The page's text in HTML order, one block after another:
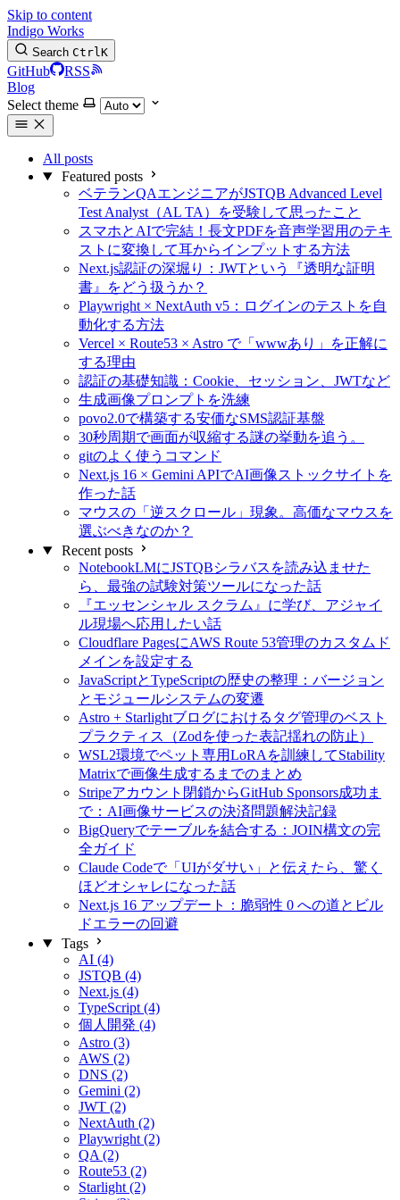
Skip to content
Indigo Works
Search CtrlK
GitHub
RSS
Blog
Select theme
All posts
Featured posts
ベテランQAエンジニアがJSTQB Advanced Level
Test Analyst（AL TA）を受験して思ったこと
スマホとAIで完結！長文PDFを音声学習用のテキ
ストに変換して耳からインプットする方法
Next.js認証の深堀り：JWTという『透明な証明
書』をどう扱うか？
Playwright × NextAuth v5：ログインのテストを自
動化する方法
Vercel × Route53 × Astro で「wwwあり」を正解に
する理由
認証の基礎知識：Cookie、セッション、JWTなど
生成画像プロンプトを洗練
povo2.0で構築する安価なSMS認証基盤
30秒周期で画面が収縮する謎の挙動を追う。
gitのよく使うコマンド
Next.js 16 × Gemini APIでAI画像ストックサイトを
作った話
マウスの「逆スクロール」現象。高価なマウスを
選ぶべきなのか？
Recent posts
NotebookLMにJSTQBシラバスを読み込ませた
ら、最強の試験対策ツールになった話
『エッセンシャル スクラム』に学び、アジャイ
ル現場へ応用したい話
Cloudflare PagesにAWS Route 53管理のカスタムド
メインを設定する
JavaScriptとTypeScriptの歴史の整理：バージョン
とモジュールシステムの変遷
Astro + Starlightブログにおけるタグ管理のベスト
プラクティス（Zodを使った表記揺れの防止）
WSL2環境でペット専用LoRAを訓練してStability
Matrixで画像生成するまでのまとめ
Stripeアカウント閉鎖からGitHub Sponsors成功ま
で：AI画像サービスの決済問題解決記録
BigQueryでテーブルを結合する：JOIN構文の完
全ガイド
Claude Codeで「UIがダサい」と伝えたら、驚く
ほどオシャレになった話
Next.js 16 アップデート：脆弱性 0 への道とビル
ドエラーの回避
Tags
AI (4)
JSTQB (4)
Next.js (4)
TypeScript (4)
個人開発 (4)
Astro (3)
AWS (2)
DNS (2)
Gemini (2)
JWT (2)
NextAuth (2)
Playwright (2)
QA (2)
Route53 (2)
Starlight (2)